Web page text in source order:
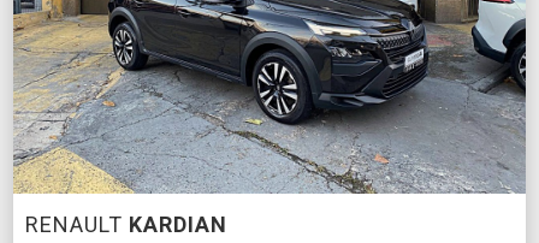
RENAULT KARDIAN